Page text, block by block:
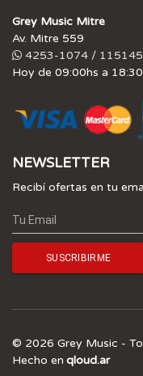
Grey Music Mitre
Av. Mitre 559
4253-1074 /
Hoy de 09:00hs a
NEWSLETTER
Recibí ofertas en tu
© 2026 Grey Music -
Hecho en qloud.ar